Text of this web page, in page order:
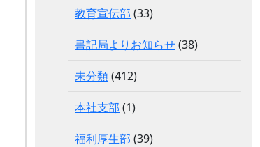
教育宣伝部 (33)
書記局よりお知らせ(38)
未分類(412)
本社支部 (1)
福利厚生部 (39)